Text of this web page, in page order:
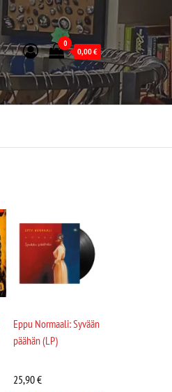
0
0,00€
Eppu Normaali: Syvään
päähän (LP)
25,90€